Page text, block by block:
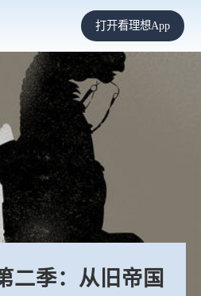
打开看理想App
二季：从旧帝国